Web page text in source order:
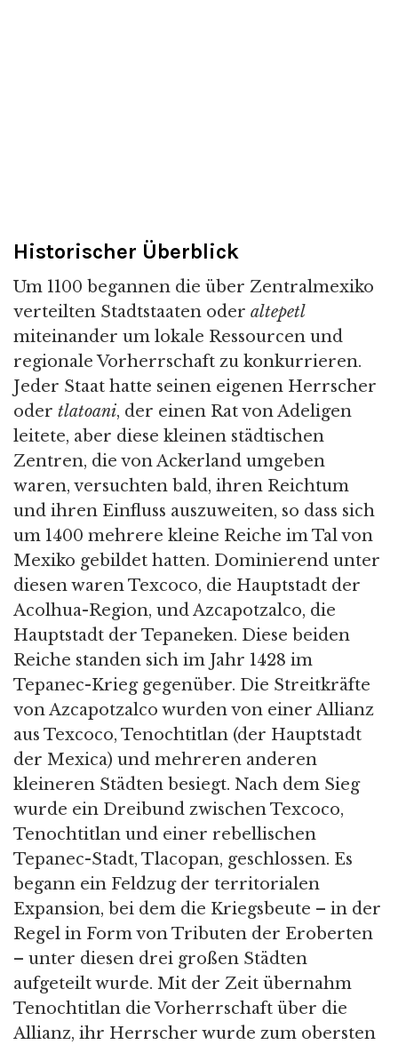
Historischer Überblick
Um 1100 begannen die über Zentralmexiko
verteilten Stadtstaaten oder altepetl
miteinander um lokale Ressourcen und
regionale Vorherrschaft zu konkurrieren.
Jeder Staat hatte seinen eigenen Herrscher
oder tlatoani, der einen Rat von Adeligen
leitete, aber diese kleinen städtischen
Zentren, die von Ackerland umgeben
waren, versuchten bald, ihren Reichtum
und ihren Einfluss auszuweiten, so dass sich
um 1400 mehrere kleine Reiche im Tal von
Mexiko gebildet hatten. Dominierend unter
diesen waren Texcoco, die Hauptstadt der
Acolhua-Region, und Azcapotzalco, die
Hauptstadt der Tepaneken. Diese beiden
Reiche standen sich im Jahr 1428 im
Tepanec-Krieg gegenüber. Die Streitkräfte
von Azcapotzalco wurden von einer Allianz
aus Texcoco, Tenochtitlan (der Hauptstadt
der Mexica) und mehreren anderen
kleineren Städten besiegt. Nach dem Sieg
wurde ein Dreibund zwischen Texcoco,
Tenochtitlan und einer rebellischen
Tepanec-Stadt, Tlacopan, geschlossen. Es
begann ein Feldzug der territorialen
Expansion, bei dem die Kriegsbeute – in der
Regel in Form von Tributen der Eroberten
– unter diesen drei großen Städten
aufgeteilt wurde. Mit der Zeit übernahm
Tenochtitlan die Vorherrschaft über die
Allianz, ihr Herrscher wurde zum obersten